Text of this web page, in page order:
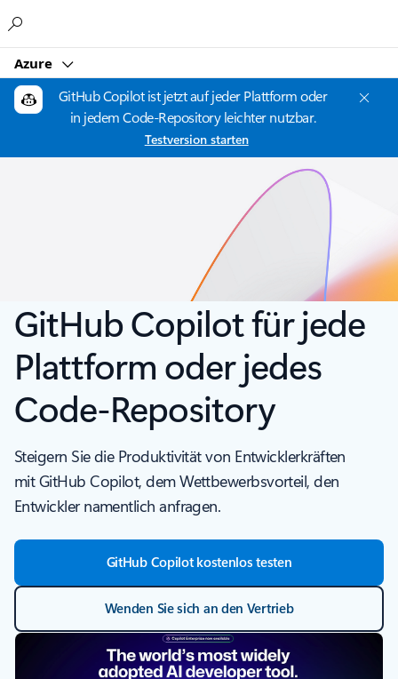
Azure
GitHub Copilot ist jetzt auf jeder Plattform oder
in jedem Code-Repository leichter nutzbar.
Testversion starten
GitHub Copilot für jede
Plattform oder jedes
Code-Repository
Steigern Sie die Produktivität von Entwicklerkräften
mit GitHub Copilot, dem Wettbewerbsvorteil, den
Entwickler namentlich anfragen.
GitHub Copilot kostenlos testen
Wenden Sie sich an den Vertrieb